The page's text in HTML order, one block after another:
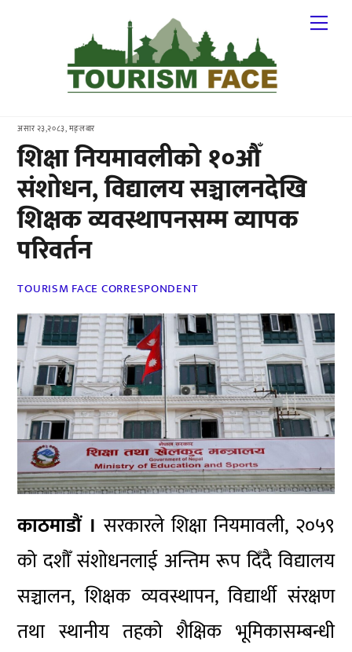
असार २३,२०८३, मङ्लबार
शिक्षा नियमावलीको १०औँ
संशोधन, विद्यालय सञ्चालनदेखि
शिक्षक व्यवस्थापनसम्म व्यापक
परिवर्तन
TOURISM FACE CORRESPONDENT
काठमाडौं । सरकारले शिक्षा नियमावली, २०५९
को दशौँ संशोधनलाई अन्तिम रूप दिँदै विद्यालय
सञ्चालन, शिक्षक व्यवस्थापन, विद्यार्थी संरक्षण
तथा स्थानीय तहको शैक्षिक भूमिकासम्बन्धी